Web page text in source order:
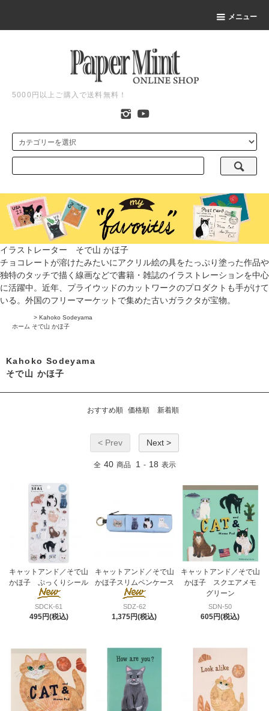
メニュー
5000円以上ご購入で送料無料！
イラストレーター そで山 かほ子
チョコレートが溶けたみたいにアクリル絵の具をたっぷり塗った作品や
独特のタッチで描く線画などで書籍・雑誌のイラストレーションを中心
に活躍中。近年、プライウッドのカットワークのプロダクトも手がけて
いる。外国のフリーマーケットで集めた古いガラクタが宝物。
ホーム
> Kahoko Sodeyama
そで山 かほ子
Kahoko Sodeyama
そで山 かほ子
おすすめ順 価格順 新着順
< Prev Next >
全 40 商品 1 - 18 表示
キャットアンド／そで山
かほ子 ぷっくりシール
SDCK-61
495円(税込)
キャットアンド／そで山
かほ子スリムペンケース
SDZ-62
1,375円(税込)
キャットアンド／そで山
かほ子 スクエアメモ
グリーン
SDN-50
605円(税込)